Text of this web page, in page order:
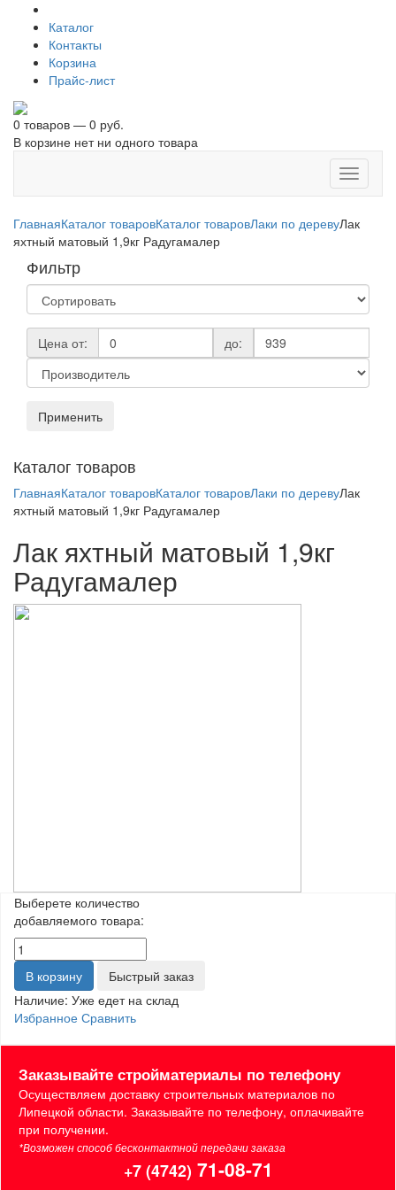
Каталог
Контакты
Корзина
Прайс-лист
0 товаров — 0 руб.
В корзине нет ни одного товара
Toggle
ГлавнаяКаталог товаровКаталог товаровЛаки по деревуЛак
яхтный матовый 1,9кг Радугамалер
Фильтр
Цена от: до:
Применить
Каталог товаров
ГлавнаяКаталог товаровКаталог товаровЛаки по деревуЛак
яхтный матовый 1,9кг Радугамалер
Лак яхтный матовый 1,9кг
Радугамалер
Выберете количество
добавляемого товара:
В корзину
Быстрый заказ
Наличие: Уже едет на склад
Избранное Сравнить
Заказывайте стройматериалы по телефону
Осуществляем доставку строительных материалов по
Липецкой области. Заказывайте по телефону, оплачивайте
при получении.
*Возможен способ бесконтактной передачи заказа
+7 (4742) 71-08-71